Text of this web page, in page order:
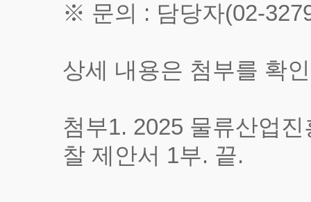
※ 문의 : 담당자(02-
상세 내용은 첨부를 확
첨부1. 2025 물류산업
찰 제안서 1부. 끝.